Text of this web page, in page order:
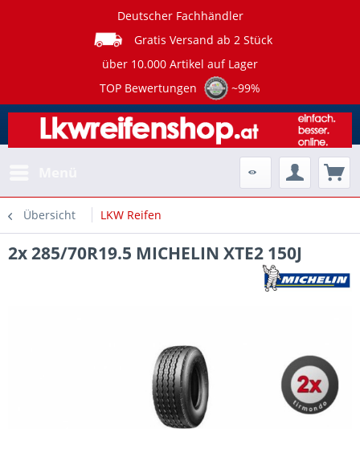
Deutscher Fachhändler
Gratis Versand ab 2 Stück
über 10.000 Artikel auf Lager
TOP Bewertungen
~99%
Übersicht LKW Reifen
2x 285/70R19.5 MICHELIN XTE2 150J